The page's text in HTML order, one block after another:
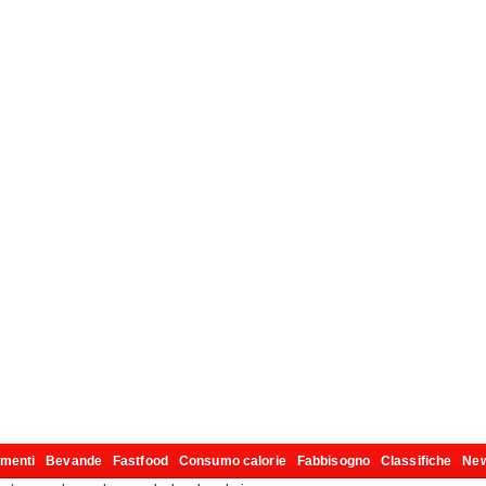
Bevande Fastfood Consumo calorie Fabbisogno Classifiche